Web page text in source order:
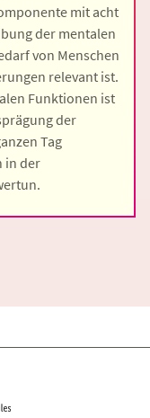
mit acht
der mentalen
von Menschen
relevant ist.
Funktionen ist
der
Tag
in der